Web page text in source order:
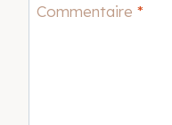
Commentaire *